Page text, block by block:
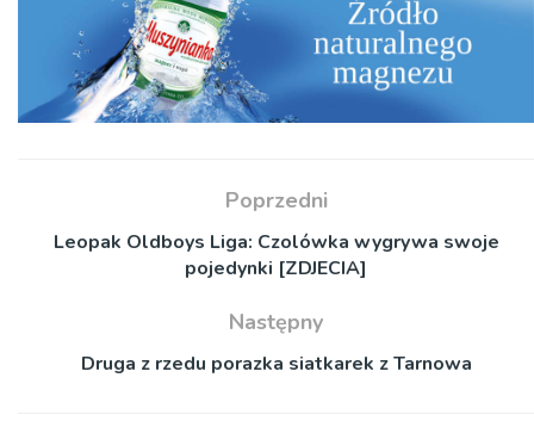
Poprzedni
Leopak Oldboys Liga: Czolówka wygrywa swoje
pojedynki [ZDJECIA]
Następny
Druga z rzedu porazka siatkarek z Tarnowa